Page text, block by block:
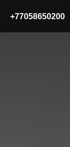
+77058650200